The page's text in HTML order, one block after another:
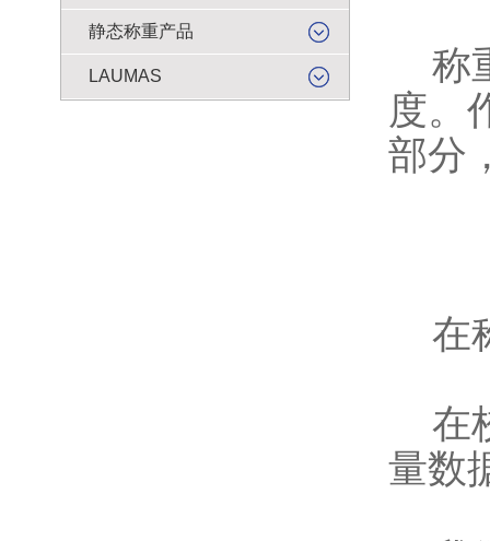
静态称重产品
LAUMAS
称
度。
部分
在
在
量数